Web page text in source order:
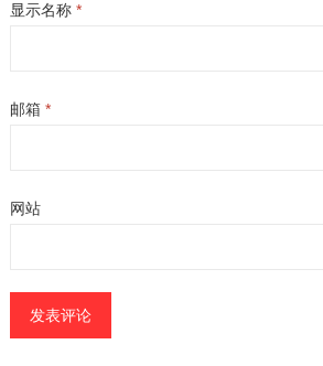
显示名称 *
邮箱 *
网站